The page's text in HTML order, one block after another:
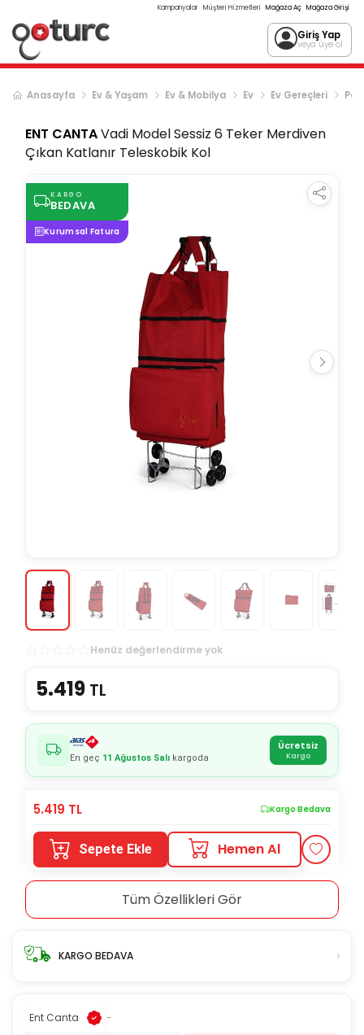
Kampanyalar Müşteri Hizmetleri Mağaza Aç Mağaza Girişi
Giriş Yap
veya üye ol
Anasayfa Ev & Yaşam Ev & Mobilya Ev Ev Gereçleri
ENT CANTAVadi Model Sessiz 6 Teker Merdiven
Çıkan Katlanır Teleskobik Kol
KARGO
BEDAVA
Kurumsal Fatura
Henüz değerlendirme yok
5.419 TL
En geç 11 Ağustos Salı kargoda
Ücretsiz
Kargo
5.419 TL Kargo Bedava
Sepete Ekle Hemen Al
Tüm Özellikleri Gör
KARGO BEDAVA ›
Ent Canta -